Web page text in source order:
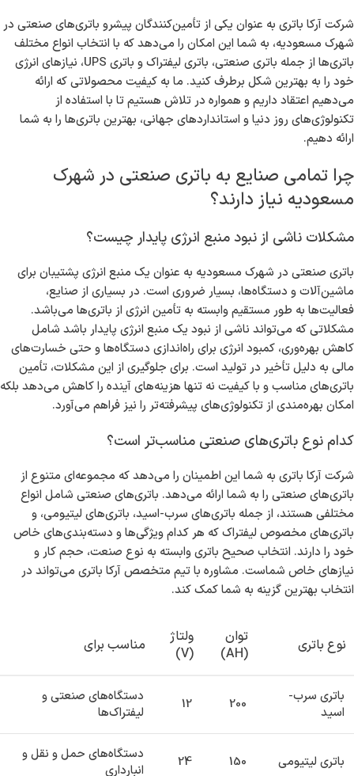
شرکت آرکا باتری به عنوان یکی از تأمین‌کنندگان پیشرو باتری‌های صنعتی در
شهرک مسعودیه، به شما این امکان را می‌دهد که با انتخاب انواع مختلف
باتری‌ها از جمله باتری صنعتی، باتری لیفتراک و باتری UPS، نیازهای انرژی
خود را به بهترین شکل برطرف کنید. ما به کیفیت محصولاتی که ارائه
می‌دهیم اعتقاد داریم و همواره در تلاش هستیم تا با استفاده از
تکنولوژی‌های روز دنیا و استانداردهای جهانی، بهترین باتری‌ها را به شما
ارائه دهیم.
چرا تمامی صنایع به باتری صنعتی در شهرک
مسعودیه نیاز دارند؟
مشکلات ناشی از نبود منبع انرژی پایدار چیست؟
باتری صنعتی در شهرک مسعودیه به عنوان یک منبع انرژی پشتیبان برای
ماشین‌آلات و دستگاه‌ها، بسیار ضروری است. در بسیاری از صنایع،
فعالیت‌ها به طور مستقیم وابسته به تأمین انرژی از باتری‌ها می‌باشد.
مشکلاتی که می‌تواند ناشی از نبود یک منبع انرژی پایدار باشد شامل
کاهش بهره‌وری، کمبود انرژی برای راه‌اندازی دستگاه‌ها و حتی خسارت‌های
مالی به دلیل تأخیر در تولید است. برای جلوگیری از این مشکلات، تأمین
باتری‌های مناسب و با کیفیت نه تنها هزینه‌های آینده را کاهش می‌دهد بلکه
امکان بهره‌مندی از تکنولوژی‌های پیشرفته‌تر را نیز فراهم می‌آورد.
کدام نوع باتری‌های صنعتی مناسب‌تر است؟
شرکت آرکا باتری به شما این اطمینان را می‌دهد که مجموعه‌ای متنوع از
باتری‌های صنعتی را به شما ارائه می‌دهد. باتری‌های صنعتی شامل انواع
مختلفی هستند، از جمله باتری‌های سرب-اسید، باتری‌های لیتیومی، و
باتری‌های مخصوص لیفتراک که هر کدام ویژگی‌ها و دسته‌بندی‌های خاص
خود را دارند. انتخاب صحیح باتری وابسته به نوع صنعت، حجم کار و
نیازهای خاص شماست. مشاوره با تیم متخصص آرکا باتری می‌تواند در
انتخاب بهترین گزینه به شما کمک کند.
نوع باتری
توان
(AH)
ولتاژ
(V)
مناسب برای
باتری سرب-
اسید
200
12
دستگاه‌های صنعتی و
لیفتراک‌ها
باتری لیتیومی 150
24
دستگاه‌‎های حمل و نقل و
انبارداری